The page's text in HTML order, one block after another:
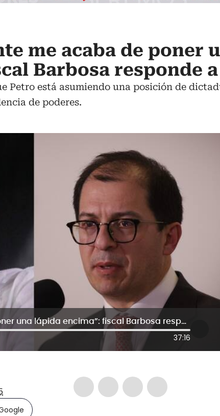
me acaba de poner
Barbosa responde
Petro está asumiendo una posición de
de poderes.
“El presidente me acaba de poner una lápida encima”: fiscal Barbosa responde a Petro
37:16